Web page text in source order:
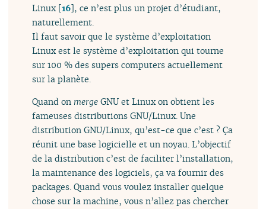
Linux [16], ce n’est plus un projet d’étudiant,
naturellement.
Il faut savoir que le système d’exploitation
Linux est le système d’exploitation qui tourne
sur 100 % des supers computers actuellement
sur la planète.
Quand on merge GNU et Linux on obtient les
fameuses distributions GNU/Linux. Une
distribution GNU/Linux, qu’est-ce que c’est ? Ça
réunit une base logicielle et un noyau. L’objectif
de la distribution c’est de faciliter l’installation,
la maintenance des logiciels, ça va fournir des
packages. Quand vous voulez installer quelque
chose sur la machine, vous n’allez pas chercher